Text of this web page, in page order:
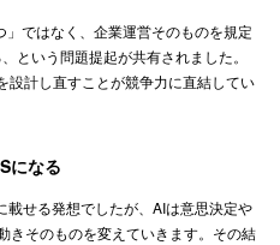
ではなく、企業運営そのものを規定
という問題提起が共有されました。
設計し直すことが競争力に直結してい
になる
せる発想でしたが、AIは意思決定や
きそのものを変えていきます。その結